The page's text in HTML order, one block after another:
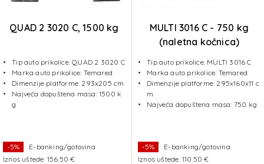
QUAD 2 3020 C, 1500 kg
Tip auto prikolice: QUAD 2 3020 C
Marka auto prikolice: Temared
Dimenzije platforme: 293x205 cm
Najveća dopuštena masa: 1500 k
g
-5%
E-banking/gotovina
Iznos uštede: 156.50 €
MULTI 3016 C - 750 kg
(naletna kočnica)
Tip auto prikolice: MULTI 3016 C
Marka auto prikolice: Temared
Dimenzije platforme: 295x160x11 c
m
Najveća dopuštena masa: 750 kg
-5%
E-banking/gotovina
Iznos uštede: 110.50 €